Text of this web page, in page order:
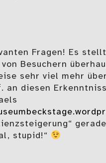
Fragen! Es
Besuchern
sehr viel mehr
an diesen
stupid!“